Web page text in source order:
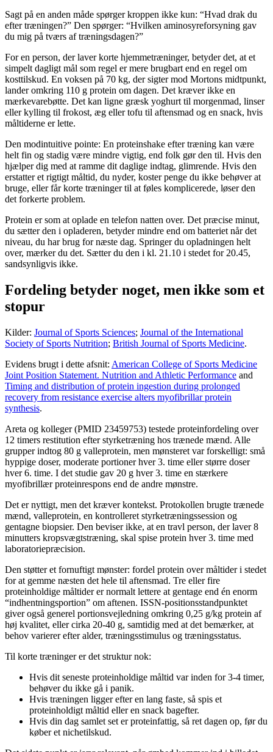
Sagt på en anden måde spørger kroppen ikke kun: “Hvad drak du
efter træningen?” Den spørger: “Hvilken aminosyreforsyning gav
du mig på tværs af træningsdagen?”
For en person, der laver korte hjemmetræninger, betyder det, at et
simpelt dagligt mål som regel er mere brugbart end en regel om
kosttilskud. En voksen på 70 kg, der sigter mod Mortons midtpunkt,
lander omkring 110 g protein om dagen. Det kræver ikke en
mærkevarebøtte. Det kan ligne græsk yoghurt til morgenmad, linser
eller kylling til frokost, æg eller tofu til aftensmad og en snack, hvis
måltiderne er lette.
Den modintuitive pointe: En proteinshake efter træning kan være
helt fin og stadig være mindre vigtig, end folk gør den til. Hvis den
hjælper dig med at ramme dit daglige indtag, glimrende. Hvis den
erstatter et rigtigt måltid, du nyder, koster penge du ikke behøver at
bruge, eller får korte træninger til at føles komplicerede, løser den
det forkerte problem.
Protein er som at oplade en telefon natten over. Det præcise minut,
du sætter den i opladeren, betyder mindre end om batteriet når det
niveau, du har brug for næste dag. Springer du opladningen helt
over, mærker du det. Sætter du den i kl. 21.10 i stedet for 20.45,
sandsynligvis ikke.
Fordeling betyder noget, men ikke som et
stopur
Kilder: Journal of Sports Sciences; Journal of the International
Society of Sports Nutrition; British Journal of Sports Medicine.
Evidens brugt i dette afsnit: American College of Sports Medicine
Joint Position Statement. Nutrition and Athletic Performance and
Timing and distribution of protein ingestion during prolonged
recovery from resistance exercise alters myofibrillar protein
synthesis.
Areta og kolleger (PMID 23459753) testede proteinfordeling over
12 timers restitution efter styrketræning hos trænede mænd. Alle
grupper indtog 80 g valleprotein, men mønsteret var forskelligt: små
hyppige doser, moderate portioner hver 3. time eller større doser
hver 6. time. I det studie gav 20 g hver 3. time en stærkere
myofibrillær proteinrespons end de andre mønstre.
Det er nyttigt, men det kræver kontekst. Protokollen brugte trænede
mænd, valleprotein, en kontrolleret styrketræningssession og
gentagne biopsier. Den beviser ikke, at en travl person, der laver 8
minutters kropsvægtstræning, skal spise protein hver 3. time med
laboratoriepræcision.
Den støtter et fornuftigt mønster: fordel protein over måltider i stedet
for at gemme næsten det hele til aftensmad. Tre eller fire
proteinholdige måltider er normalt lettere at gentage end én enorm
“indhentningsportion” om aftenen. ISSN-positionsstandpunktet
giver også generel portionsvejledning omkring 0,25 g/kg protein af
høj kvalitet, eller cirka 20-40 g, samtidig med at det bemærker, at
behov varierer efter alder, træningsstimulus og træningsstatus.
Til korte træninger er det struktur nok:
Hvis dit seneste proteinholdige måltid var inden for 3-4 timer,
behøver du ikke gå i panik.
Hvis træningen ligger efter en lang faste, så spis et
proteinholdigt måltid eller en snack bagefter.
Hvis din dag samlet set er proteinfattig, så ret dagen op, før du
køber et nichetilskud.